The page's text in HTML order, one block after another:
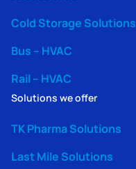
Cold Storage Solutions
Bus – HVAC
Rail – HVAC
Solutions we offer
TK Pharma Solutions
Last Mile Solutions